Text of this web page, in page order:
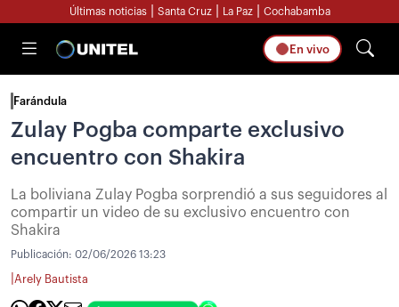
Últimas noticias Santa Cruz La Paz Cochabamba
En vivo
Farándula
Zulay Pogba comparte exclusivo
encuentro con Shakira
La boliviana Zulay Pogba sorprendió a sus seguidores al
compartir un video de su exclusivo encuentro con
Shakira
Publicación: 02/06/2026 13:23
Arely Bautista